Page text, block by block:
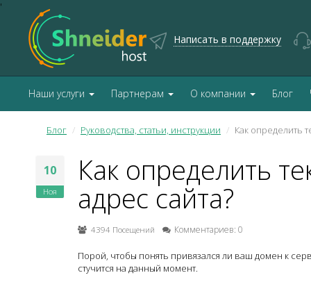
'
Написать в поддержку
Наши услуги Партнерам О компании Блог
Блог Руководства, статьи, инструкции Как определить
10
Ноя
Как определить
адрес сайта?
4394 Посещений Комментариев: 0
Порой, чтобы понять привязался ли ваш домен к
стучится на данный момент.